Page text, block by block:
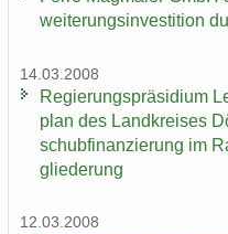
wei­te­rungs­in­ves­ti­ti­on
14.03.2008
Re­gie­rungs­prä­si­di­um
plan des Land­krei­ses
schub­fi­nan­zie­rung im
glie­de­rung
12.03.2008